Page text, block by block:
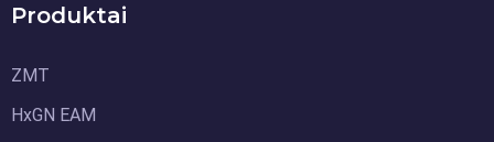
Produktai
ZMT
HxGN EAM